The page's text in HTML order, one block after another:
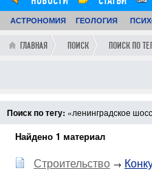
АСТРОНОМИЯ ГЕОЛОГИЯ
ГЛАВНАЯ ПОИСК ПОИСК ПО
Поиск по тегу: «ленинградское
Найдено 1 материал
Строительство →